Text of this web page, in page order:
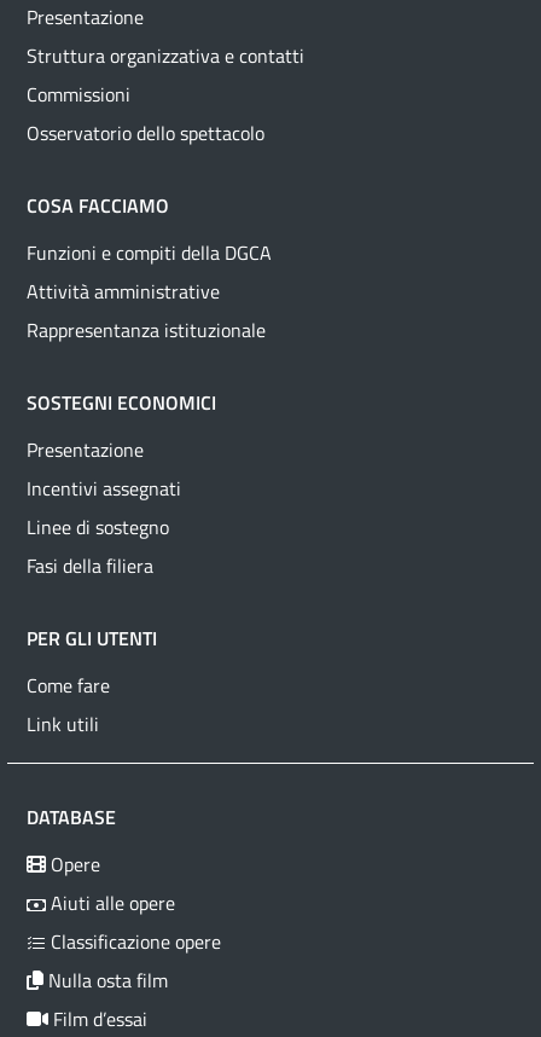
Presentazione
Struttura organizzativa e contatti
Commissioni
Osservatorio dello spettacolo
COSA FACCIAMO
Funzioni e compiti della DGCA
Attività amministrative
Rappresentanza istituzionale
SOSTEGNI ECONOMICI
Presentazione
Incentivi assegnati
Linee di sostegno
Fasi della filiera
PER GLI UTENTI
Come fare
Link utili
DATABASE
Opere
Aiuti alle opere
Classificazione opere
Nulla osta film
Film d’essai